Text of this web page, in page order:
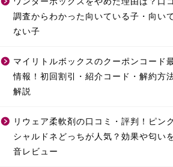
調査からわかった向いている子・向い
ない子
マイリトルボックスのクーポンコード
情報！初回割引・紹介コード・解約方
解説
リウェア柔軟剤の口コミ・評判！ピン
シャルドネどっちが人気？効果や匂い
音レビュー